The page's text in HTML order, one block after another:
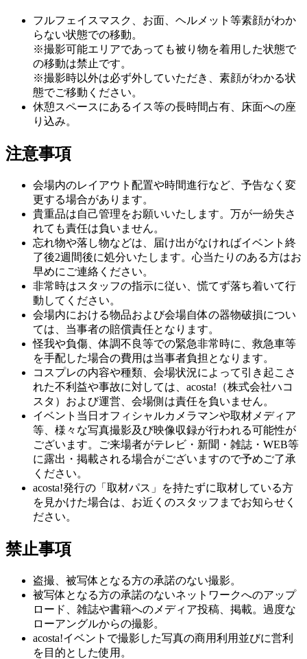
フルフェイスマスク、お面、ヘルメット等素顔がわか
らない状態での移動。
※撮影可能エリアであっても被り物を着用した状態で
の移動は禁止です。
※撮影時以外は必ず外していただき、素顔がわかる状
態でご移動ください。
休憩スペースにあるイス等の長時間占有、床面への座
り込み。
注意事項
会場内のレイアウト配置や時間進行など、予告なく変
更する場合があります。
貴重品は自己管理をお願いいたします。万が一紛失さ
れても責任は負いません。
忘れ物や落し物などは、届け出がなければイベント終
了後2週間後に処分いたします。心当たりのある方はお
早めにご連絡ください。
非常時はスタッフの指示に従い、慌てず落ち着いて行
動してください。
会場内における物品および会場自体の器物破損につい
ては、当事者の賠償責任となります。
怪我や負傷、体調不良等での緊急非常時に、救急車等
を手配した場合の費用は当事者負担となります。
コスプレの内容や種類、会場状況によって引き起こさ
れた不利益や事故に対しては、acosta!（株式会社ハコ
スタ）および運営、会場側は責任を負いません。
イベント当日オフィシャルカメラマンや取材メディア
等、様々な写真撮影及び映像収録が行われる可能性が
ございます。ご来場者がテレビ・新聞・雑誌・WEB等
に露出・掲載される場合がございますので予めご了承
ください。
acosta!発行の「取材パス」を持たずに取材している方
を見かけた場合は、お近くのスタッフまでお知らせく
ださい。
禁止事項
盗撮、被写体となる方の承諾のない撮影。
被写体となる方の承諾のないネットワークへのアップ
ロード、雑誌や書籍へのメディア投稿、掲載。過度な
ローアングルからの撮影。
acosta!イベントで撮影した写真の商用利用並びに営利
を目的とした使用。